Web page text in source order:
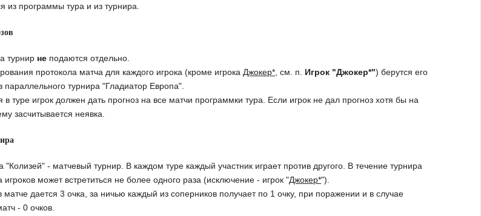
из программы тура и из турнира.
турнир не подаются отдельно.
протокола матча для каждого игрока (кроме игрока Джокер* , см. п. Игрок "Джокер*") берутся его
параллельного турнира "Гладиатор Европа".
в туре игрок должен дать прогноз на все матчи программки тура. Если игрок не дал прогноз хотя бы на
засчитывается неявка.
"Колизей" - матчевый турнир. В каждом туре каждый участник играет против другого. В течение турнира
может встретиться не более одного раза (исключение - игрок "Джокер*").
матче дается 3 очка, за ничью каждый из соперников получает по 1 очку, при поражении и в случае
- 0 очков.